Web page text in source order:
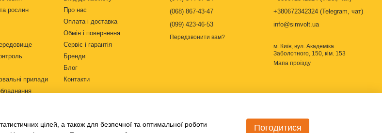
рослин
прилади
Про нас
Оплата і доставка
Обмін і повернення
Сервіс і гарантія
Бренди
Блог
Контакти
(068) 867-43-47
(099) 423-46-53
Передзвонити вам?
+380672342324 (Telegram, чат)
info@simvolt.ua
м. Київ, вул. Академіка
Заболотного, 150, кім. 153
Мапа проїзду
цілей, а також для безпечної та оптимальної роботи
Погодитися